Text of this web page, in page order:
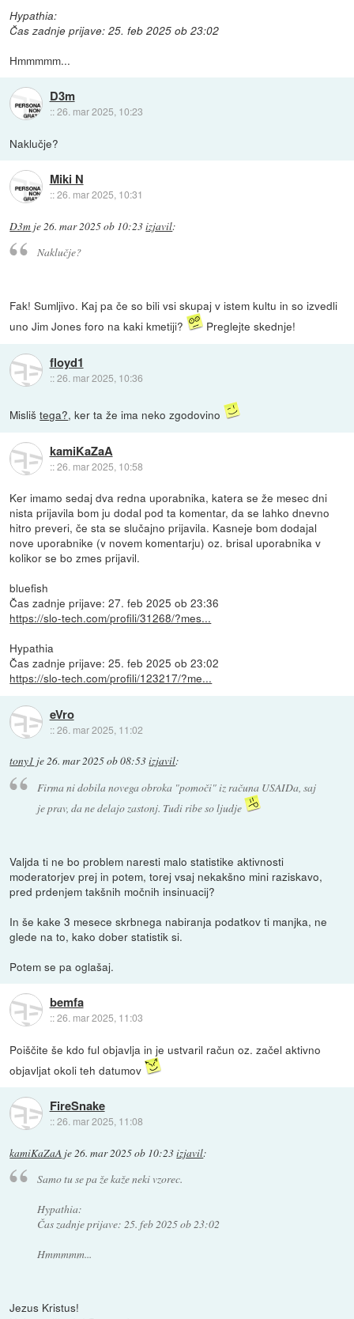
Hypathia:
Čas zadnje prijave: 25. feb 2025 ob 23:02
Hmmmmm...
D3m
::26. mar 2025, 10:23
Naklučje?
Miki N
::26. mar 2025, 10:31
D3m je26. mar 2025 ob 10:23izjavil:
Naklučje?
Fak! Sumljivo. Kaj pa če so bili vsi skupaj v istem kultu in so izvedli
uno Jim Jones foro na kaki kmetiji?
Preglejte skednje!
floyd1
::26. mar 2025, 10:36
Mislištega?, ker ta že ima neko zgodovino
kamiKaZaA
::26. mar 2025, 10:58
Ker imamo sedaj dva redna uporabnika, katera se že mesec dni
nista prijavila bom ju dodal pod ta komentar, da se lahko dnevno
hitro preveri, če sta se slučajno prijavila. Kasneje bom dodajal
nove uporabnike (v novem komentarju) oz. brisal uporabnika v
kolikor se bo zmes prijavil.
bluefish
Čas zadnje prijave: 27. feb 2025 ob 23:36
https://slo-tech.com/profili/31268/?mes...
Hypathia
Čas zadnje prijave: 25. feb 2025 ob 23:02
https://slo-tech.com/profili/123217/?me...
eVro
::26. mar 2025, 11:02
tony1 je26. mar 2025 ob 08:53izjavil:
Firma ni dobila novega obroka "pomoči" iz računa USAIDa, saj
je prav, da ne delajo zastonj. Tudi ribe so ljudje
Valjda ti ne bo problem naresti malo statistike aktivnosti
moderatorjev prej in potem, torej vsaj nekakšno mini raziskavo,
pred prdenjem takšnih močnih insinuacij?
In še kake 3 mesece skrbnega nabiranja podatkov ti manjka, ne
glede na to, kako dober statistik si.
Potem se pa oglašaj.
bemfa
::26. mar 2025, 11:03
Poiščite še kdo ful objavlja in je ustvaril račun oz. začel aktivno
objavljat okoli teh datumov
FireSnake
::26. mar 2025, 11:08
kamiKaZaA je26. mar 2025 ob 10:23izjavil:
Samo tu se pa že kaže neki vzorec.
Hypathia:
Čas zadnje prijave: 25. feb 2025 ob 23:02
Hmmmmm...
Jezus Kristus!